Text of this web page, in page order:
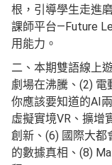
根，引導學生走進
課師平台—Future
用能力。
二、本期雙語線上
劇場在沸騰、(2)
你應該要知道的AI
虛擬實境VR、擴增
創新、(6) 國際大都
的數據真相、(8)